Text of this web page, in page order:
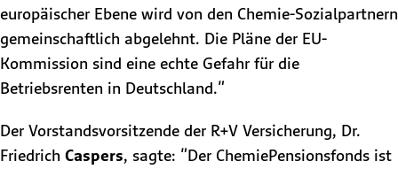
europäischer Ebene wird von den Chemie-Sozialpartnern
gemeinschaftlich abgelehnt. Die Pläne der EU-
Kommission sind eine echte Gefahr für die
Betriebsrenten in Deutschland."
Der Vorstandsvorsitzende der R+V Versicherung, Dr.
Friedrich Caspers, sagte: "Der ChemiePensionsfonds ist